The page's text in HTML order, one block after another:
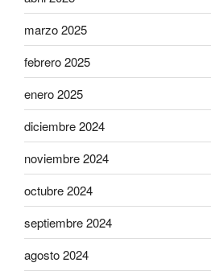
marzo 2025
febrero 2025
enero 2025
diciembre 2024
noviembre 2024
octubre 2024
septiembre 2024
agosto 2024